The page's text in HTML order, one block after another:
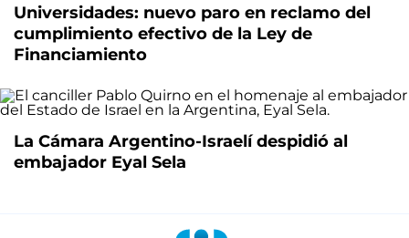
Universidades: nuevo paro en reclamo del
cumplimiento efectivo de la Ley de
Financiamiento
La Cámara Argentino-Israelí despidió al
embajador Eyal Sela